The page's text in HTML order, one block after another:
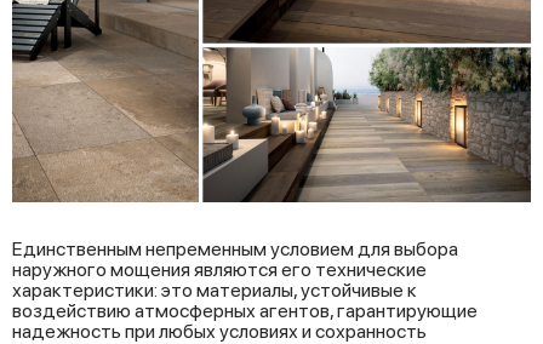
Единственным непременным условием для выбора
наружного мощения являются его технические
характеристики: это материалы, устойчивые к
воздействию атмосферных агентов, гарантирующие
надежность при любых условиях и сохранность